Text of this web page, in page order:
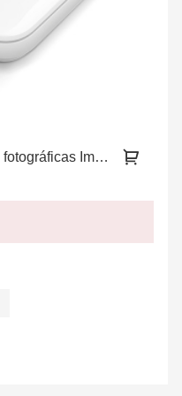
Mini impresora de pegatinas fotográficas Impresora Zink